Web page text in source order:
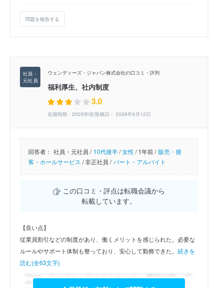
問題を報告する
ウェンディーズ・ジャパン株式会社の口コミ・評判
福利厚生、社内制度
3.0
在籍時期：2025年頃/投稿日： 2026年6月12日
回答者： 社員・元社員 / 10代後半/女性/1年前 / 販売・接
客・ホールサービス /非正社員 / パート・アルバイト
この口コミ・評点は転職会議から
転載しています。
【良い点】
従業員割引などの制度があり、働くメリットを感じられた。必要な
ルールやサポート体制も整っており、安心して勤務できた。 続きを
読む(全63文字)